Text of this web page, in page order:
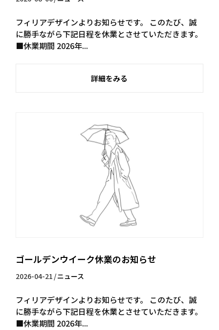
フィリアデザインよりお知らせです。 このたび、誠
に勝手ながら下記日程を休業とさせていただきます。
■休業期間 2026年...
詳細をみる
ゴールデンウイーク休業のお知らせ
2026-04-21 /ニュース
フィリアデザインよりお知らせです。 このたび、誠
に勝手ながら下記日程を休業とさせていただきます。
■休業期間 2026年...